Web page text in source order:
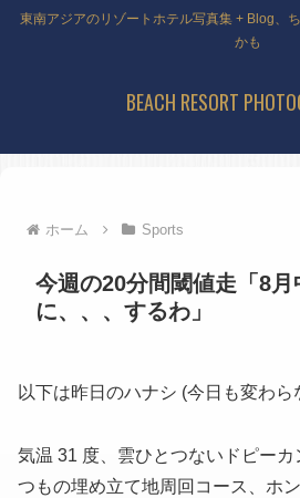
東南アジアのリゾートホテル写真集 + Blog、
かも
BEACH RESORT
ホーム Sports
今週の20分間閾値走「8月
に、、、するわ」
以下は昨日のハナシ (今日も変わら
気温 31 度、雲ひとつないドピーカ
つもの埋め立て地周回コース、ホ